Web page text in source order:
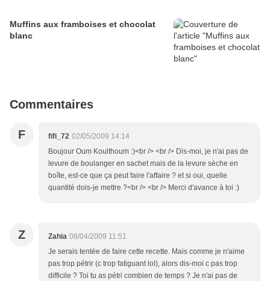
Muffins aux framboises et chocolat
blanc
Commentaires
F fifi_72 02/05/2009 14:14
Boujour Oum Koulthoum :)<br /> <br /> Dis-moi, je n'ai pas de
levure de boulanger en sachet mais de la levure sèche en
boîte, est-ce que ça peut faire l'affaire ? et si oui, quelle
quantité dois-je mettre ?<br /> <br /> Merci d'avance à toi :)
Z Zahia 08/04/2009 11:51
Je serais tentée de faire cette recette. Mais comme je n'aime
pas trop pétrir (c trop fatiguant lol), alors dis-moi c pas trop
difficile ? Toi tu as pétri combien de temps ? Je n'ai pas de